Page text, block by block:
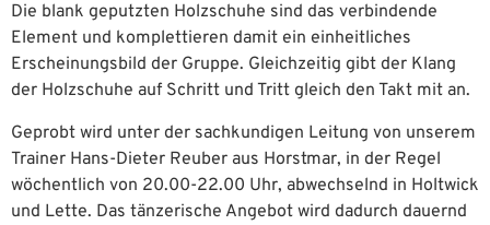
Die blank geputzten Holzschuhe sind das verbindende
Element und komplettieren damit ein einheitliches
Erscheinungsbild der Gruppe. Gleichzeitig gibt der Klang
der Holzschuhe auf Schritt und Tritt gleich den Takt mit an.
Geprobt wird unter der sachkundigen Leitung von unserem
Trainer Hans-Dieter Reuber aus Horstmar, in der Regel
wöchentlich von 20.00-22.00 Uhr, abwechselnd in Holtwick
und Lette. Das tänzerische Angebot wird dadurch dauernd